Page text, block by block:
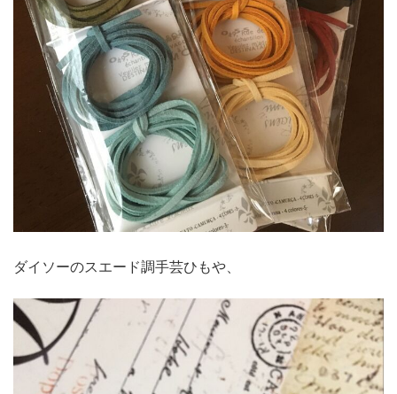
ダイソーのスエード調手芸ひもや、